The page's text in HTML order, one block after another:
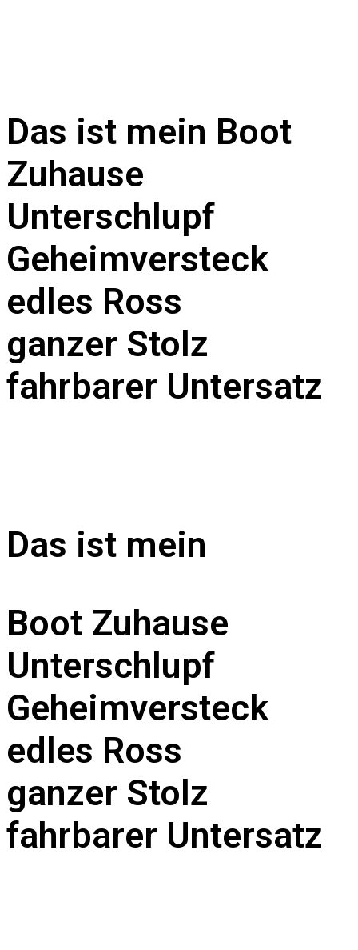
Das ist mein Boot
Zuhause
Unterschlupf
Geheimversteck
edles Ross
ganzer Stolz
fahrbarer Untersatz
Das ist mein
Boot Zuhause
Unterschlupf
Geheimversteck
edles Ross
ganzer Stolz
fahrbarer Untersatz